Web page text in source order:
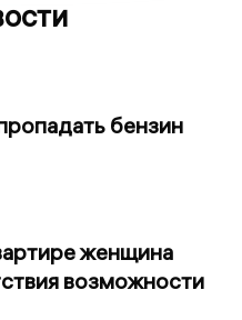
бензин
женщина
возможности